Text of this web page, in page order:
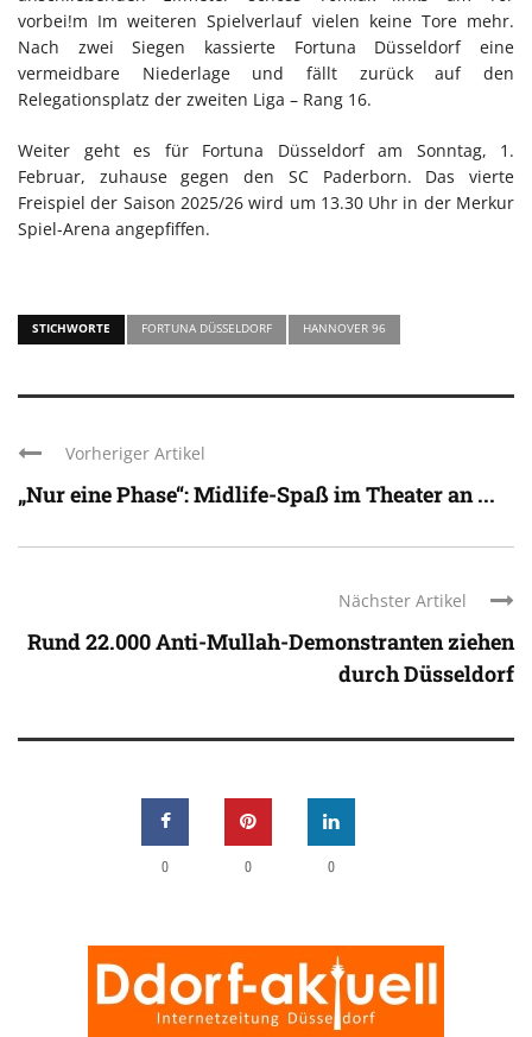
vorbei!m Im weiteren Spielverlauf vielen keine Tore mehr.
Nach zwei Siegen kassierte Fortuna Düsseldorf eine
vermeidbare Niederlage und fällt zurück auf den
Relegationsplatz der zweiten Liga – Rang 16.
Weiter geht es für Fortuna Düsseldorf am Sonntag, 1.
Februar, zuhause gegen den SC Paderborn. Das vierte
Freispiel der Saison 2025/26 wird um 13.30 Uhr in der Merkur
Spiel-Arena angepfiffen.
STICHWORTE FORTUNA DÜSSELDORF HANNOVER 96
Vorheriger Artikel
„Nur eine Phase“: Midlife-Spaß im Theater an ...
Nächster Artikel
Rund 22.000 Anti-Mullah-Demonstranten ziehen
durch Düsseldorf
0 0 0